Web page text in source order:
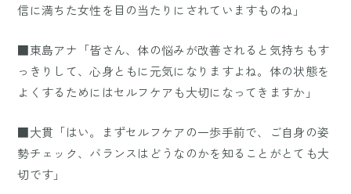
信に満ちた女性を目の当たりにされていますものね」
■東島アナ「皆さん、体の悩みが改善されると気持ちもす
っきりして、心身ともに元気になりますよね。体の状態を
よくするためにはセルフケアも大切になってきますか」
■大貫「はい。まずセルフケアの一歩手前で、ご自身の姿
勢チェック、バランスはどうなのかを知ることがとても大
切です」